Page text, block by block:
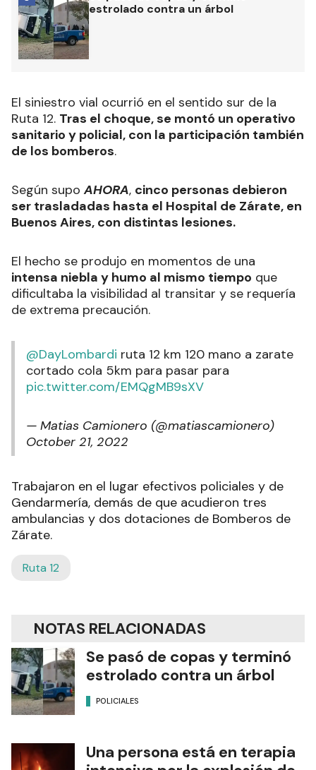
estrolado contra un árbol
El siniestro vial ocurrió en el sentido sur de la
Ruta 12. Tras el choque, se montó un operativo
sanitario y policial, con la participación también
de los bomberos.
Según supoAHORA, cinco personas debieron
ser trasladadas hasta el Hospital de Zárate, en
Buenos Aires, con distintas lesiones.
El hecho se produjo en momentos de una
intensa niebla y humo al mismo tiempo que
dificultaba la visibilidad al transitar y se requería
de extrema precaución.
@DayLombardi ruta 12 km 120 mano a zarate
cortado cola 5km para pasar para
pic.twitter.com/EMQgMB9sXV
— Matias Camionero (@matiascamionero)
October 21, 2022
Trabajaron en el lugar efectivos policiales y de
Gendarmería, demás de que acudieron tres
ambulancias y dos dotaciones de Bomberos de
Zárate.
Ruta 12
NOTAS RELACIONADAS
Se pasó de copas y terminó
estrolado contra un árbol
POLICIALES
Una persona está en terapia